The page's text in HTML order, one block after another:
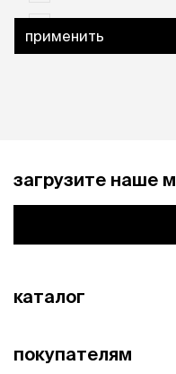
применить
загрузите наше
каталог
покупателям